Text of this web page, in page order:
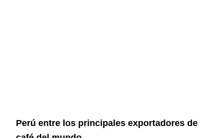
Perú entre los principales exportadores de